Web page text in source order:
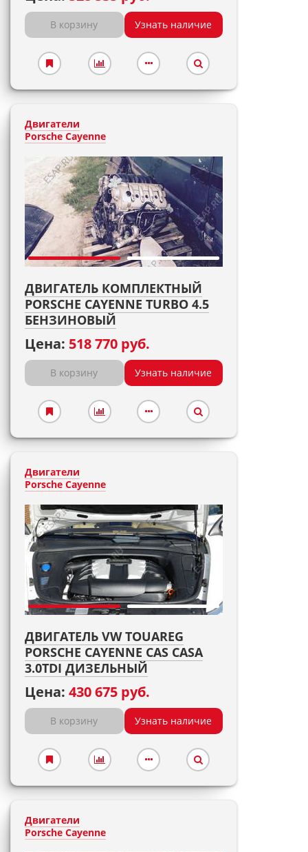
В корзину Узнать наличие
Двигатели
Porsche Cayenne
ДВИГАТЕЛЬ КОМПЛЕКТНЫЙ
PORSCHE CAYENNE TURBO 4.5
БЕНЗИНОВЫЙ
Цена: 518 770 руб.
В корзину Узнать наличие
Двигатели
Porsche Cayenne
ДВИГАТЕЛЬ VW TOUAREG
PORSCHE CAYENNE CAS CASA
3.0TDI ДИЗЕЛЬНЫЙ
Цена: 430 675 руб.
В корзину Узнать наличие
Двигатели
Porsche Cayenne